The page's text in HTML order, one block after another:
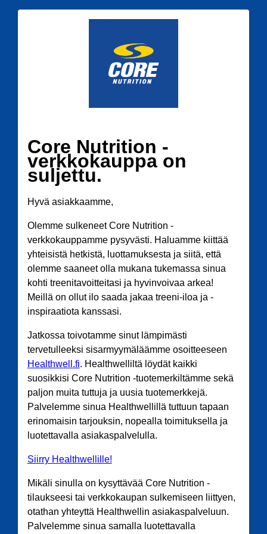
Core Nutrition -
verkkokauppa on
suljettu.
Hyvä asiakkaamme,
Olemme sulkeneet Core Nutrition -
verkkokauppamme pysyvästi. Haluamme kiittää
yhteisistä hetkistä, luottamuksesta ja siitä, että
olemme saaneet olla mukana tukemassa sinua
kohti treenitavoitteitasi ja hyvinvoivaa arkea!
Meillä on ollut ilo saada jakaa treeni-iloa ja -
inspiraatiota kanssasi.
Jatkossa toivotamme sinut lämpimästi
tervetulleeksi sisarmyymäläämme osoitteeseen
Healthwell.fi. Healthwelliltä löydät kaikki
suosikkisi Core Nutrition -tuotemerkiltämme sekä
paljon muita tuttuja ja uusia tuotemerkkejä.
Palvelemme sinua Healthwellillä tuttuun tapaan
erinomaisin tarjouksin, nopealla toimituksella ja
luotettavalla asiakaspalvelulla.
Siirry Healthwellille!
Mikäli sinulla on kysyttävää Core Nutrition -
tilaukseesi tai verkkokaupan sulkemiseen liittyen,
otathan yhteyttä Healthwellin asiakaspalveluun.
Palvelemme sinua samalla luotettavalla